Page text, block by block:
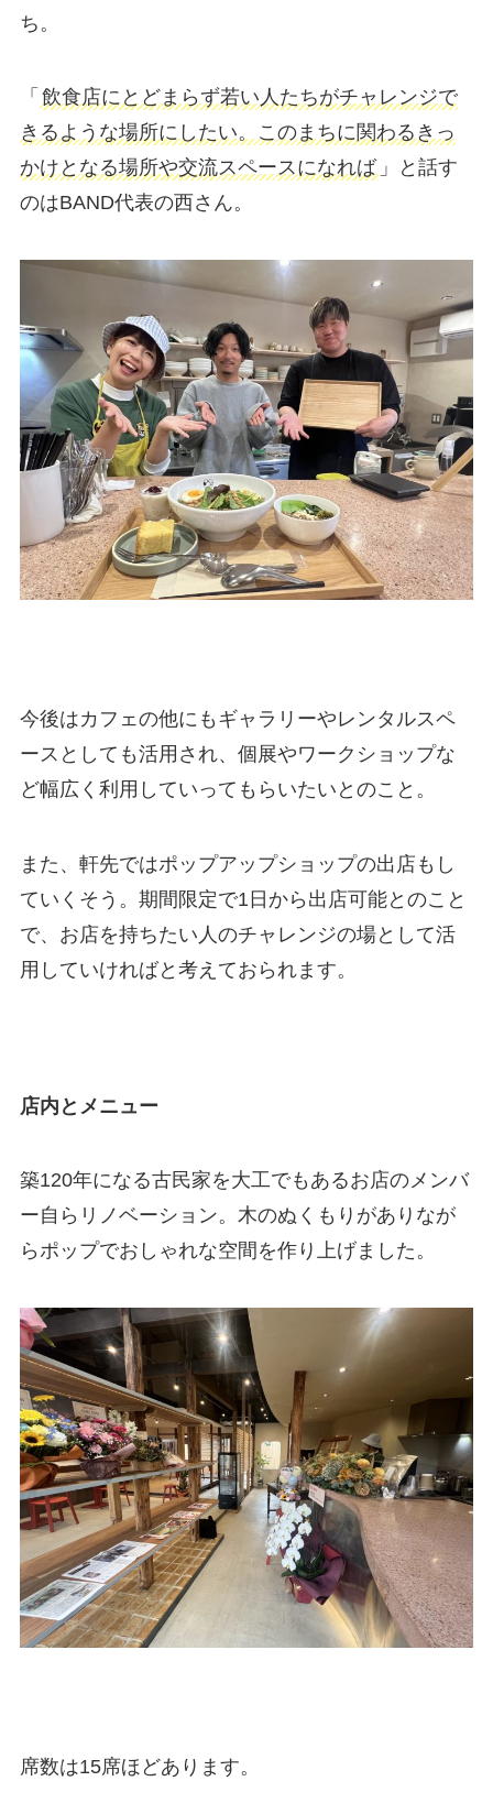
ち。
「 飲食店にとどまらず若い人たちがチャレンジで
きるような場所にしたい。このまちに関わるきっ
かけとなる場所や交流スペースになれば 」と話す
のはBAND代表の西さん。
今後はカフェの他にもギャラリーやレンタルスペ
ースとしても活用され、個展やワークショップな
ど幅広く利用していってもらいたいとのこと。
また、軒先ではポップアップショップの出店もし
ていくそう。期間限定で1日から出店可能とのこと
で、お店を持ちたい人のチャレンジの場として活
用していければと考えておられます。
店内とメニュー
築120年になる古民家を大工でもあるお店のメンバ
ー自らリノベーション。木のぬくもりがありなが
らポップでおしゃれな空間を作り上げました。
席数は15席ほどあります。